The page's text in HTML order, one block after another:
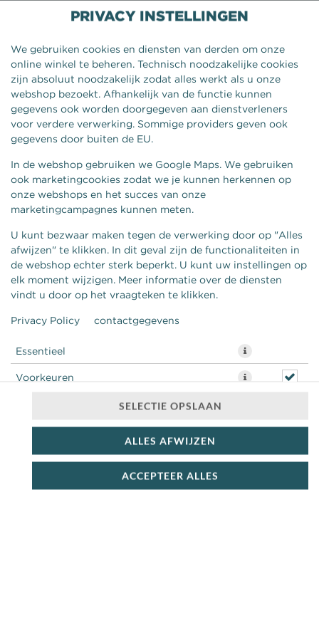
PRIVACY INSTELLINGEN
We gebruiken cookies en diensten van derden om onze
online winkel te beheren. Technisch noodzakelijke cookies
zijn absoluut noodzakelijk zodat alles werkt als u onze
webshop bezoekt. Afhankelijk van de functie kunnen
gegevens ook worden doorgegeven aan dienstverleners
voor verdere verwerking. Sommige providers geven ook
gegevens door buiten de EU.
In de webshop gebruiken we Google Maps. We gebruiken
ook marketingcookies zodat we je kunnen herkennen op
onze webshops en het succes van onze
marketingcampagnes kunnen meten.
U kunt bezwaar maken tegen de verwerking door op "Alles
afwijzen" te klikken. In dit geval zijn de functionaliteiten in
de webshop echter sterk beperkt. U kunt uw instellingen op
elk moment wijzigen. Meer informatie over de diensten
vindt u door op het vraagteken te klikken.
Privacy Policy contactgegevens
Essentieel
Voorkeuren
SELECTIE OPSLAAN
ALLES AFWIJZEN
ACCEPTEER ALLES
HALAL FRIKANDEL